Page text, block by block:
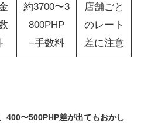
約3700〜3
800PHP
−手数料
店舗ごと
のレート
差に注意
400〜500PHP差が出てもおかし